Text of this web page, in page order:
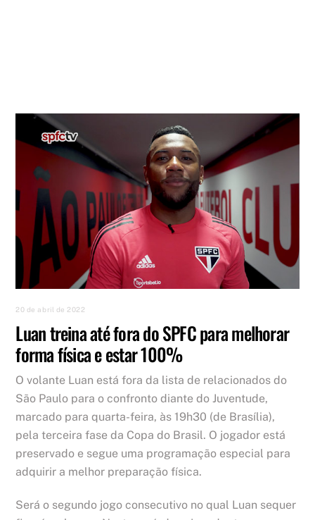
20 de abril de 2022
Luan treina até fora do SPFC para melhorar
forma física e estar 100%
O volante Luan está fora da lista de relacionados do
São Paulo para o confronto diante do Juventude,
marcado para quarta-feira, às 19h30 (de Brasília),
pela terceira fase da Copa do Brasil. O jogador está
preservado e segue uma programação especial para
adquirir a melhor preparação física.
Será o segundo jogo consecutivo no qual Luan sequer